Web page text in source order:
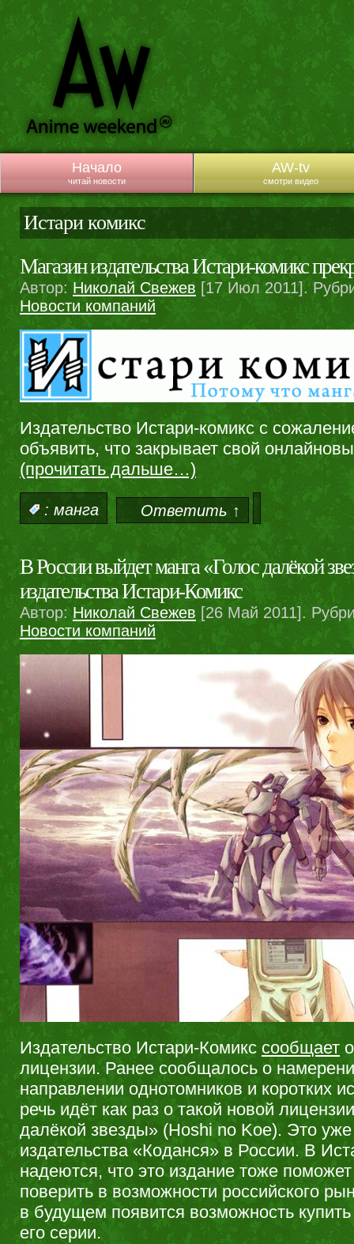
Начало
читай новости
AW-tv
смотри видео
Истари комикс
Магазин издательства Истари-комикс
Автор: Николай Свежев [17 Июл 2011].
Новости компаний
Издательство Истари-комикс с
объявить, что закрывает свой
(прочитать дальше…)
: манга Ответить ↑
В России выйдет манга «Голос далёкой
издательства Истари-Комикс
Автор:Николай Свежев [26 Май 2011].
Новости компаний
Издательство Истари-Комикс сообщает
лицензии. Ранее сообщалось о
направлении однотомников и коротких
речь идёт как раз о такой новой
далёкой звезды» (Hoshi no Koe). Это
издательства «Коданся» в России. В
надеются, что это издание тоже
поверить в возможности российского
в будущем появится возможность
его серии.